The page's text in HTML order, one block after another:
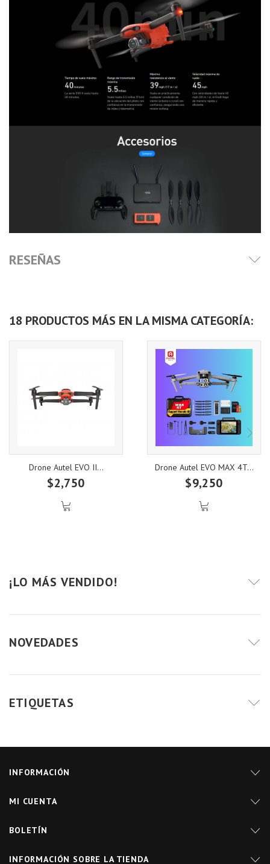
RESEÑAS
18 PRODUCTOS MÁS EN LA MISMA CATEGORÍA:
Drone Autel EVO II...
$2,750
Drone Autel EVO MAX 4T...
$9,250
¡LO MÁS VENDIDO!
NOVEDADES
ETIQUETAS
INFORMACIÓN
MI CUENTA
BOLETÍN
INFORMACIÓN SOBRE LA TIENDA